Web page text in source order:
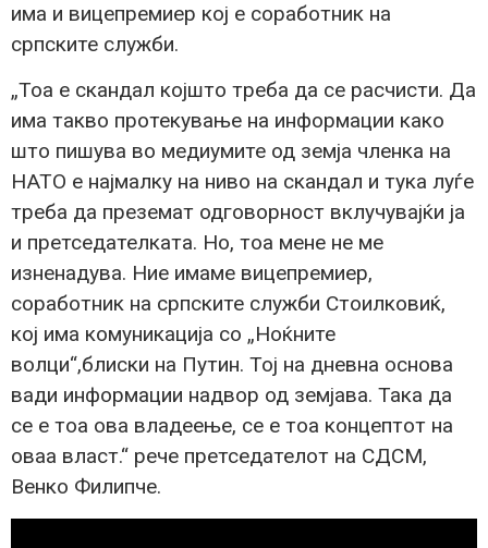
има и вицепремиер кој е соработник на
српските служби.
„Тоа е скандал којшто треба да се расчисти. Да
има такво протекување на информации како
што пишува во медиумите од земја членка на
НАТО е најмалку на ниво на скандал и тука луѓе
треба да преземат одговорност вклучувајќи ја
и претседателката. Но, тоа мене не ме
изненадува. Ние имаме вицепремиер,
соработник на српските служби Стоилковиќ,
кој има комуникација со „Ноќните
волци“,блиски на Путин. Тој на дневна основа
вади информации надвор од земјава. Така да
се е тоа ова владеење, се е тоа концептот на
оваа власт.“ рече претседателот на СДСМ,
Венко Филипче.